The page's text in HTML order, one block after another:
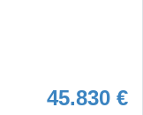
45.830 €